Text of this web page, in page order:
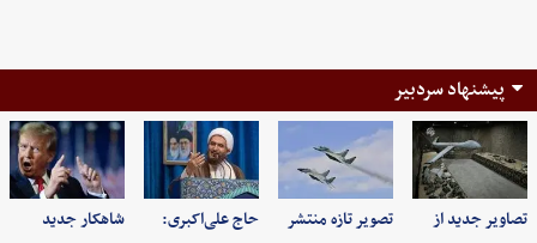
پیشنهاد سردبیر
تصاویر جدید از
تصویر تازه منتشر
حاج علی‌اکبری:
شاهکار جدید